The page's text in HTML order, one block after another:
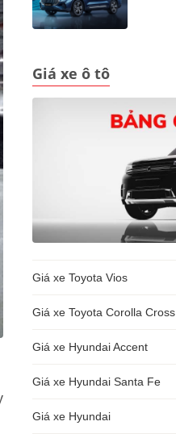
Giá xe ô tô
Giá xe Toyota Vios
Giá xe Toyota Corolla Cross
Giá xe Hyundai Accent
Giá xe Hyundai Santa Fe
Giá xe Hyundai